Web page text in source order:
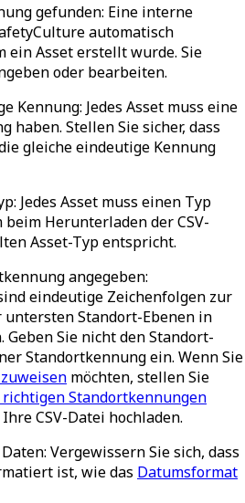
gefunden: Eine interne
automatisch
ein Asset erstellt wurde. Sie
oder bearbeiten.
Kennung: Jedes Asset muss eine
haben. Stellen Sie sicher, dass
gleiche eindeutige Kennung
: Jedes Asset muss einen Typ
Herunterladen der CSV-
Asset-Typ entspricht.
angegeben:
eindeutige Zeichenfolgen zur
Standort-Ebenen in
Sie nicht den Standort-
Standortkennung ein. Wenn Sie
möchten, stellen Sie
Standortkennungen
CSV-Datei hochladen.
Daten: Vergewissern Sie sich, dass
ist, wie das Datumsformat